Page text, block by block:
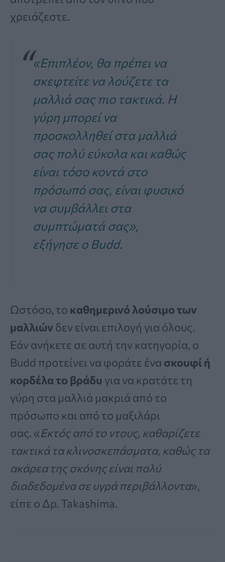
χρειάζεστε.
«Επιπλέον, θα πρέπει να
σκεφτείτε να λούζετε τα
μαλλιά σας πιο τακτικά. Η
γύρη μπορεί να
προσκολληθεί στα μαλλιά
σας πολύ εύκολα και καθώς
είναι τόσο κοντά στο
πρόσωπό σας, είναι φυσικό
να συμβάλλει στα
συμπτώματά σας»,
εξήγησε ο Budd.
Ωστόσο, το καθημερινό λούσιμο των
μαλλιών δεν είναι επιλογή για όλους.
Εάν ανήκετε σε αυτή την κατηγορία, ο
Budd προτείνει να φοράτε ένα σκουφί ή
κορδέλα το βράδυ για να κρατάτε τη
γύρη στα μαλλιά μακριά από το
πρόσωπο και από το μαξιλάρι
σας. «Εκτός από το ντους, καθαρίζετε
τακτικά τα κλινοσκεπάσματα, καθώς τα
ακάρεα της σκόνης είναι πολύ
διαδεδομένα σε υγρά περιβάλλοντα»,
είπε ο Δρ. Takashima.